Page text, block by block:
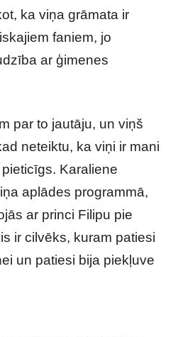
ka viņa grāmata ir
faniem, jo
ar ģimenes
par to jautāju, un viņš
neteiktu, ka viņi ir mani
Karaliene
aplādes programmā,
ar princi Filipu pie
ir cilvēks, kuram patiesi
un patiesi bija piekļuve